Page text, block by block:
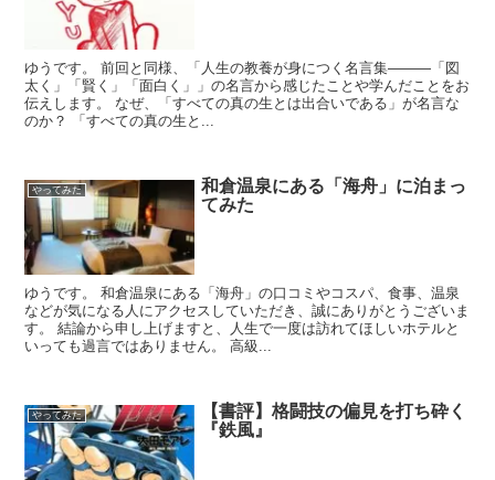
ゆうです。 前回と同様、「人生の教養が身につく名言集―――「図
太く」「賢く」「面白く」」の名言から感じたことや学んだことをお
伝えします。 なぜ、「すべての真の生とは出合いである」が名言な
のか？ 「すべての真の生と...
やってみた
和倉温泉にある「海舟」に泊まっ
てみた
ゆうです。 和倉温泉にある「海舟」の口コミやコスパ、食事、温泉
などが気になる人にアクセスしていただき、誠にありがとうございま
す。 結論から申し上げますと、人生で一度は訪れてほしいホテルと
いっても過言ではありません。 高級...
やってみた
【書評】格闘技の偏見を打ち砕く
『鉄風』